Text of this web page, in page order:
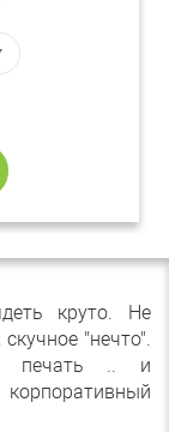
круто. Не
"нечто".
печать .. и